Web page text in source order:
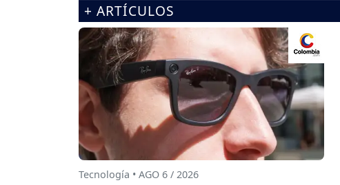
+ ARTÍCULOS
Tecnología • AGO 6 / 2026